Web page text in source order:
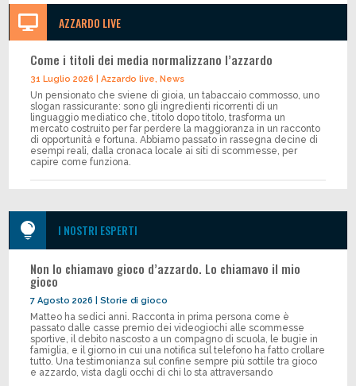
 AZZARDO LIVE
Come i titoli dei media normalizzano l’azzardo
31 Luglio 2026 |Azzardo live,News
Un pensionato che sviene di gioia, un tabaccaio commosso, uno
slogan rassicurante: sono gli ingredienti ricorrenti di un
linguaggio mediatico che, titolo dopo titolo, trasforma un
mercato costruito per far perdere la maggioranza in un racconto
di opportunità e fortuna. Abbiamo passato in rassegna decine di
esempi reali, dalla cronaca locale ai siti di scommesse, per
capire come funziona.
 I NOSTRI ESPERTI
Non lo chiamavo gioco d’azzardo. Lo chiamavo il mio
gioco
7 Agosto 2026 |Storie di gioco
Matteo ha sedici anni. Racconta in prima persona come è
passato dalle casse premio dei videogiochi alle scommesse
sportive, il debito nascosto a un compagno di scuola, le bugie in
famiglia, e il giorno in cui una notifica sul telefono ha fatto crollare
tutto. Una testimonianza sul confine sempre più sottile tra gioco
e azzardo, vista dagli occhi di chi lo sta attraversando